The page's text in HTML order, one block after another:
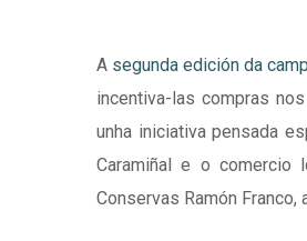
A segunda edición da
incentiva-las compras
unha iniciativa pensada
Caramiñal e o comercio
Conservas Ramón